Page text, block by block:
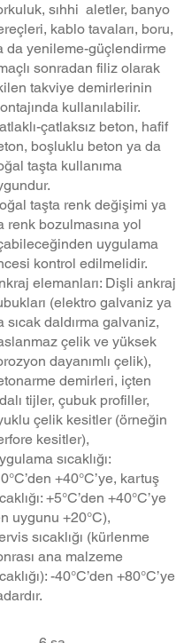
sıhhi aletler, banyo
kablo tavaları, boru,
da yenileme-güçlendirme
sonradan filiz olarak
takviye demirlerinin
kullanılabilir.
çatlaksız beton, hafif
boşluklu beton ya da
taşta kullanıma
taşta renk değişimi ya
renk bozulmasına yol
uygulama
kontrol edilmelidir.
elemanları: Dişli ankraj
(elektro galvaniz ya
sıcak daldırma galvaniz,
çelik ve yüksek
dayanımlı çelik),
demirleri, içten
tijler, çubuk profiller,
çelik kesitler (örneğin
kesitler),
sıcaklığı:
+40°C’ye, kartuş
+5°C’den +40°C’ye
uygunu +20°C),
sıcaklığı (kürlenme
ana malzeme
-40°C’den +80°C’ye